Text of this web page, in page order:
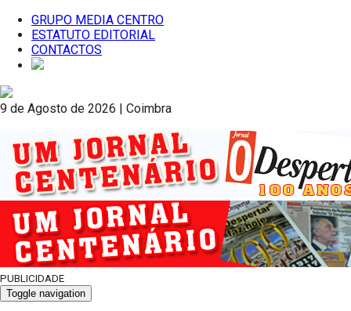
GRUPO MEDIA CENTRO
ESTATUTO EDITORIAL
CONTACTOS
9 de Agosto de 2026 | Coimbra
PUBLICIDADE
Toggle navigation